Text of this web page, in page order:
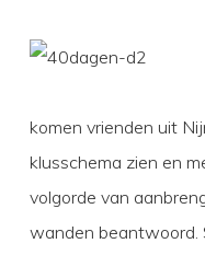
komen vrienden uit
klusschema zien en
volgorde van
wanden beantwoord.